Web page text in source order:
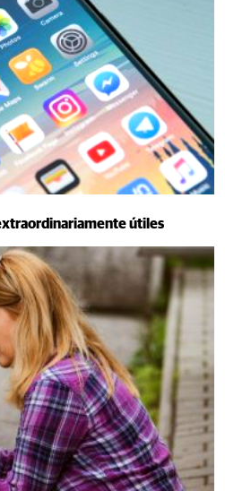
útiles